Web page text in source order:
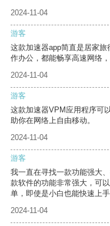
2024-11-04
游客
这款加速器app简直是居家
作办公，都能畅享高速网络
2024-11-04
游客
这款加速器VPM应用程序可
助你在网络上自由移动。
2024-11-04
游客
我一直在寻找一款功能强大
款软件的功能非常强大，可
单，即使是小白也能快速上手
2024-11-04